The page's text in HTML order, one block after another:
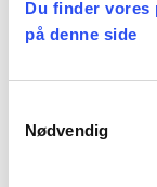
Du finder
på denne side
Nødvendig